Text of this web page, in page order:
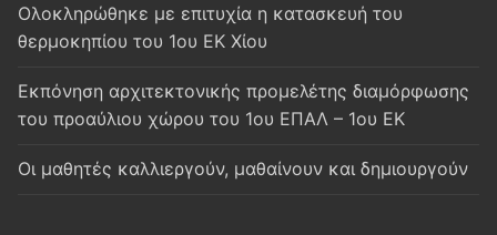
Oλοκληρώθηκε με επιτυχία η κατασκευή του
θερμοκηπίου του 1ου ΕΚ Χίου
Εκπόνηση αρχιτεκτονικής προμελέτης διαμόρφωσης
του προαύλιου χώρου του 1ου ΕΠΑΛ – 1ου ΕΚ
Οι μαθητές καλλιεργούν, μαθαίνουν και δημιουργούν